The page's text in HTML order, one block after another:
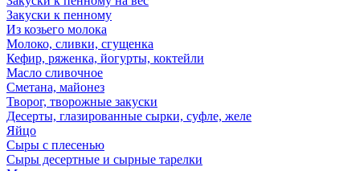
Закуски к пенному
Из козьего молока
Молоко, сливки, сгущенка
Кефир, ряженка, йогурты, коктейли
Масло сливочное
Сметана, майонез
Творог, творожные закуски
Десерты, глазированные сырки, суфле, желе
Яйцо
Сыры с плесенью
Сыры десертные и сырные тарелки